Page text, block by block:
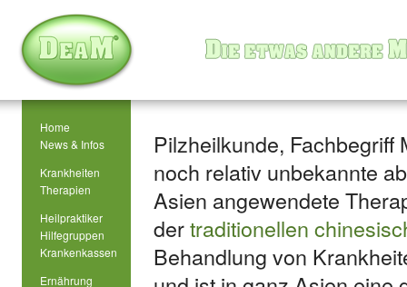
Home
News & Infos
Krankheiten
Therapien
Heilpraktiker
Hilfegruppen
Krankenkassen
Ernährung
Pilzheilkunde, Fachbegriff
noch relativ unbekannte
Asien angewendete
dertraditionellen
Behandlung von